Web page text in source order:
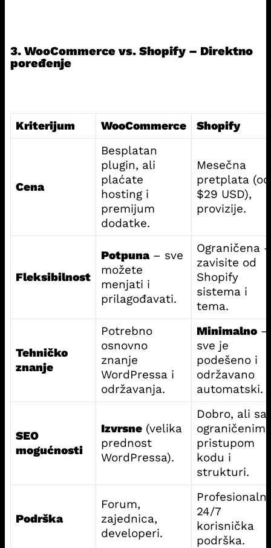
3. WooCommerce vs. Shopify – Direktno
poređenje
Kriterijum WooCommerce Shopify
Cena
Besplatan
plugin, ali
plaćate
hosting i
premijum
dodatke.
Mesečna
pretplata (od
$29 USD),
provizije.
Fleksibilnost
Potpuna– sve
možete
menjati i
prilagođavati.
Ograničena –
zavisite od
Shopify
sistema i
tema.
Tehničko
znanje
Potrebno
osnovno
znanje
WordPressa i
održavanja.
Minimalno–
sve je
podešeno i
održavano
automatski.
SEO
mogućnosti
Izvrsne(velika
prednost
WordPressa).
Dobro, ali sa
ograničenim
pristupom
kodu i
strukturi.
Podrška
Forum,
zajednica,
developeri.
24/7
korisnička
podrška.